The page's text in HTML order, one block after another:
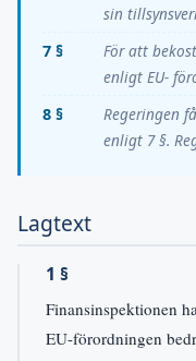
sin
7 §
För att
enligt EU-
8 §
Regeringen
enligt 7 §.
Lagtext
1 §
Finansinspektionen
EU-förordningen